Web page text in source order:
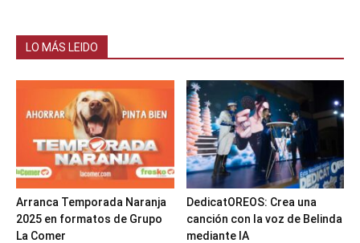
LO MÁS LEIDO
Arranca Temporada Naranja
2025 en formatos de Grupo
La Comer
DedicatOREOS: Crea una
canción con la voz de Belinda
mediante IA